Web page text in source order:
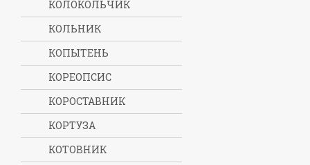
КОЛОКОЛЬЧИК
КОЛЬНИК
КОПЫТЕНЬ
КОРЕОПСИС
КОРОСТАВНИК
КОРТУЗА
КОТОВНИК